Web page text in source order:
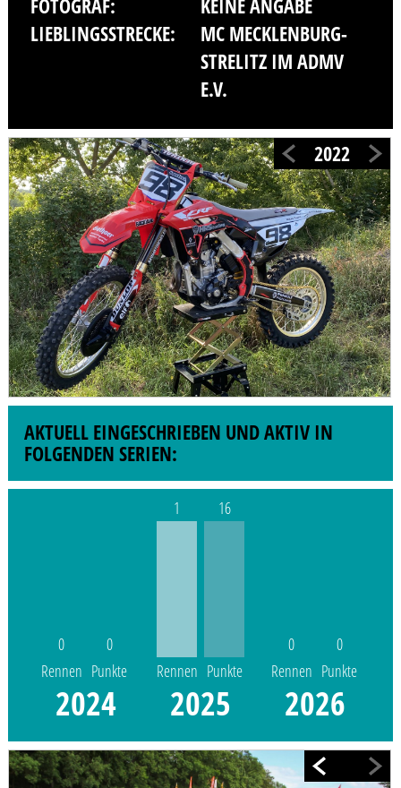
FOTOGRAF:
KEINE ANGABE
LIEBLINGSSTRECKE:
MC MECKLENBURG-
STRELITZ IM ADMV
E.V.
2022
AKTUELL EINGESCHRIEBEN UND AKTIV IN
FOLGENDEN SERIEN:
0
Rennen
0
Punkte
2024
1
Rennen
16
Punkte
2025
0
Rennen
0
Punkte
2026